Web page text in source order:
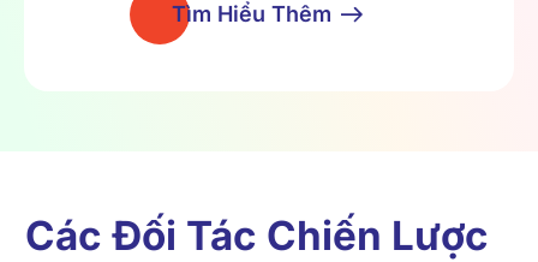
Tìm Hiểu Thêm
Các Đối Tác Chiến Lược